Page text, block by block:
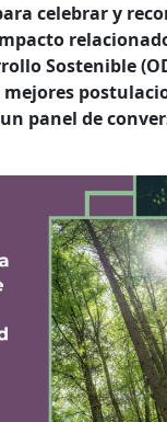
celebrar y
Sostenible
panel de